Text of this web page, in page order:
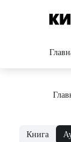
Книга